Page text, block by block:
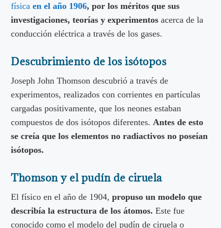
físicaen el año 1906, por los méritos que sus
investigaciones, teorías y experimentos acerca de la
conducción eléctrica a través de los gases.
Descubrimiento de los isótopos
Joseph John Thomson descubrió a través de
experimentos, realizados con corrientes en partículas
cargadas positivamente, que los neones estaban
compuestos de dos isótopos diferentes. Antes de esto
se creía que los elementos no radiactivos no poseían
isótopos.
Thomson y el pudín de ciruela
El físico en el año de 1904,propuso un modelo que
describía la estructura de los átomos. Este fue
conocido como el modelo del pudín de ciruela o